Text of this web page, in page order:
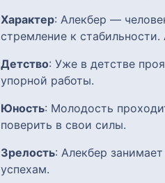
Характер: Алекбер —
стремление к
Детство: Уже в детстве
упорной работы.
Юность: Молодость
поверить в свои силы.
Зрелость: Алекбер
успехам.